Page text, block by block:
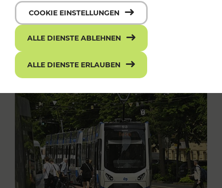
COOKIE EINSTELLUNGEN
ALLE DIENSTE ABLEHNEN
ALLE DIENSTE ERLAUBEN